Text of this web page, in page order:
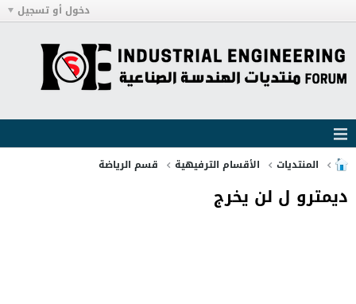
دخول أو تسجيل
المنتديات الأقسام الترفيهية قسم الرياضة
ديمترو ل لن يخرج